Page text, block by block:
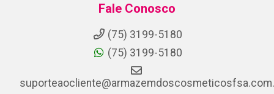
Fale Conosco
(75) 3199-5180
(75) 3199-5180